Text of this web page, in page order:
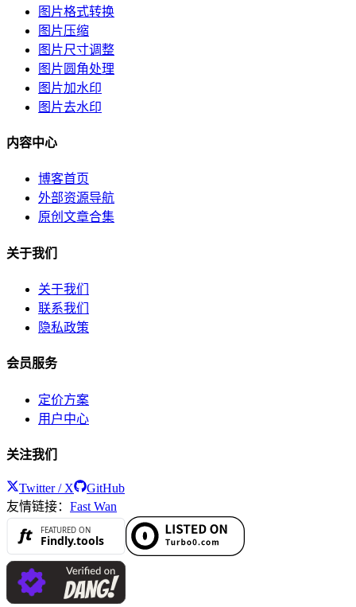
图片格式转换
图片压缩
图片尺寸调整
图片圆角处理
图片加水印
图片去水印
内容中心
博客首页
外部资源导航
原创文章合集
关于我们
关于我们
联系我们
隐私政策
会员服务
定价方案
用户中心
关注我们
Twitter / X
GitHub
友情链接： Fast Wan